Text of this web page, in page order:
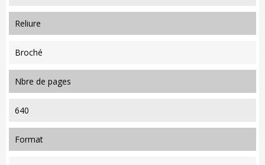
reliure
Broché
nbre de pages
640
format